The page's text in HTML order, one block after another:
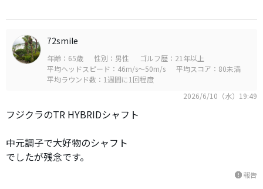
72smile
年齢：65歳 性別：男性
ゴルフ歴：21年以上
平均ヘッドスピード：46m/s～50m/s
平均スコア：80未満
平均ラウンド数：1週間に1回程度
2026/6/10（水）19:49
フジクラのTR HYBRIDシャフト
中元調子で大好物のシャフト
でしたが残念です。
report報告